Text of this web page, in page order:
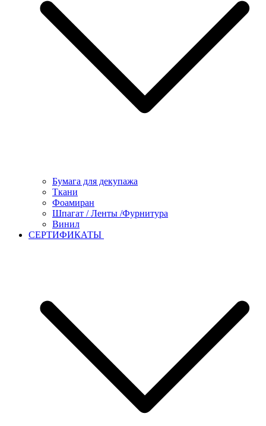
Бумага для декупажа
Ткани
Фоамиран
Шпагат / Ленты /Фурнитура
Винил
СЕРТИФИКАТЫ